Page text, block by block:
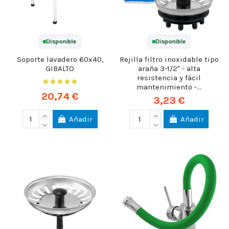
Disponible
Soporte lavadero 60x40,
GIBALTO
20,74 €
Añadir
Disponible
Rejilla filtro inoxidable tipo
araña 3-1/2" - alta
resistencia y fácil
mantenimiento -...
3,23 €
Añadir